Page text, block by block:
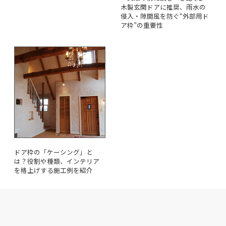
木製玄関ドアに推奨、雨水の
侵入・隙間風を防ぐ“外部用ド
ア枠”の重要性
ドア枠の「ケーシング」と
は？役割や種類、インテリア
を格上げする施工例を紹介